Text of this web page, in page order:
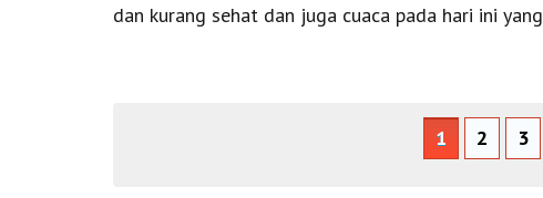
dan kurang sehat dan juga cuaca pada hari ini
1 2 3